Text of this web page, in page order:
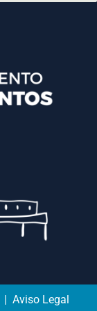
| Aviso Legal